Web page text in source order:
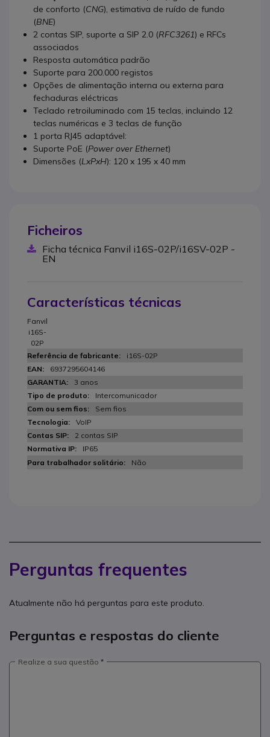
de conforto (CNG), estimativa de ruído de fundo
(BNE)
2 contas SIP, suporte a SIP 2.0 (RFC3261) e RFCs
associados
Resposta automática padrão
Suporte para 200.000 registos
Opções de alimentação interna ou externa para
fechaduras eléctricas
Teclado retroiluminado com 15 teclas, incluindo 12
teclas numéricas e 3 teclas de função
1 porta RJ45 adaptável:
Suporte PoE (Power over Ethernet)
Dimensões (LxPxH): 120 x 195 x 40 mm
Ficheiros
Ficha técnica Fanvil i16S-02P/i16SV-02P -
EN
Características técnicas
Fanvil
i16S-
02P
i16S-02P
6937295604146
3 anos
Intercomunicador
Sem fios
VoIP
2 contas SIP
IP65
Não
Perguntas frequentes
Atualmente não há perguntas para este produto.
Perguntas e respostas do cliente
Realize a sua questão